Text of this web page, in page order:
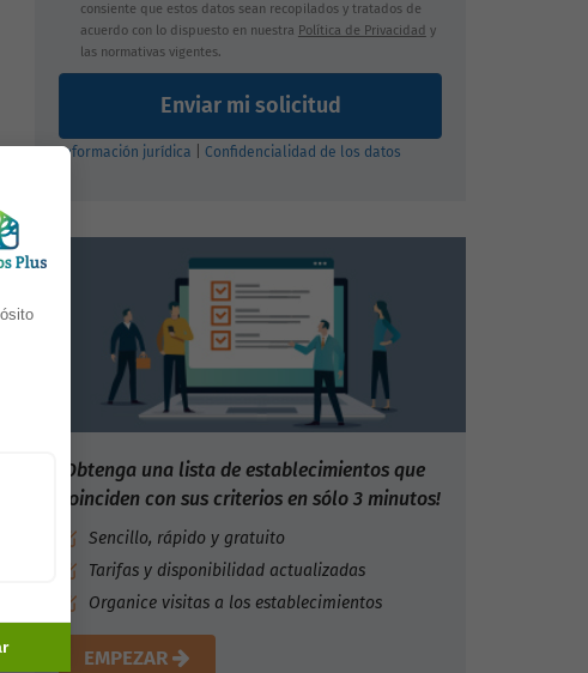
consiente que estos datos sean recopilados y tratados de
acuerdo con lo dispuesto en nuestra Política de Privacidad y
las normativas vigentes.
Enviar mi solicitud
Información jurídica Confidencialidad de los datos
¡Obtenga una lista de establecimientos que
coinciden con sus criterios en sólo 3 minutos!
Sencillo, rápido y gratuito
Tarifas y disponibilidad actualizadas
Organice visitas a los establecimientos
EMPEZAR